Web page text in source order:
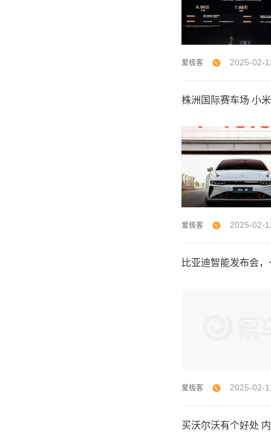
爱极客 2025-02-
株洲国际赛车场 小
爱极客 2025-02-
比亚迪智能发布会
爱极客 2025-02-
买沃尔沃有个好处